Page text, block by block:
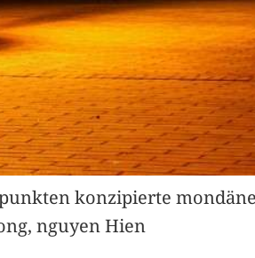
konzipierte
nguyen Hien